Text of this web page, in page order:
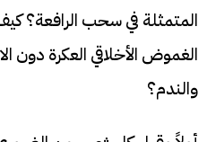
المتمثلة في سحب الرافعة؟
الغموض الأخلاقي العكرة دون
والندم؟